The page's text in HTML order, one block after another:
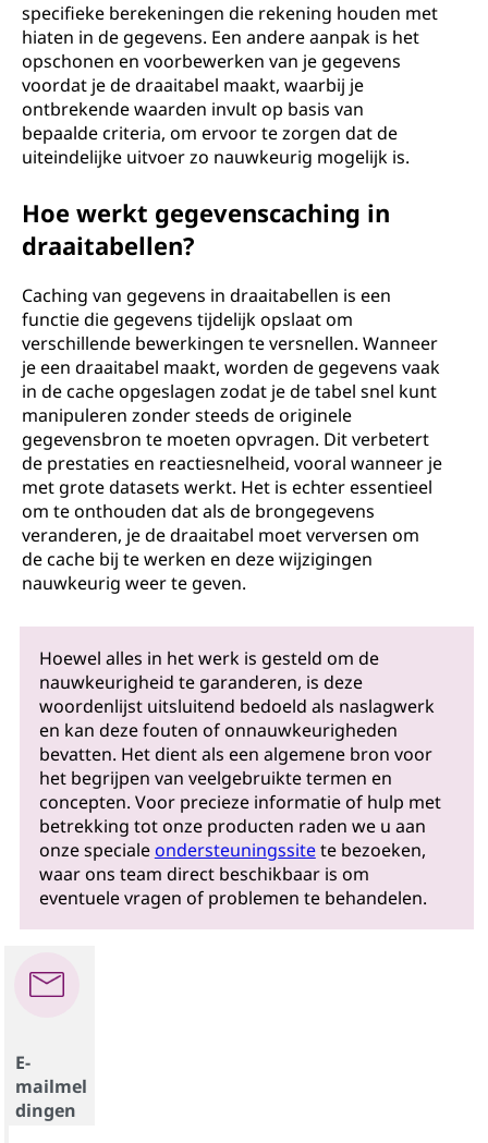
specifieke berekeningen die rekening houden met
hiaten in de gegevens. Een andere aanpak is het
opschonen en voorbewerken van je gegevens
voordat je de draaitabel maakt, waarbij je
ontbrekende waarden invult op basis van
bepaalde criteria, om ervoor te zorgen dat de
uiteindelijke uitvoer zo nauwkeurig mogelijk is.
Hoe werkt gegevenscaching in
draaitabellen?
Caching van gegevens in draaitabellen is een
functie die gegevens tijdelijk opslaat om
verschillende bewerkingen te versnellen. Wanneer
je een draaitabel maakt, worden de gegevens vaak
in de cache opgeslagen zodat je de tabel snel kunt
manipuleren zonder steeds de originele
gegevensbron te moeten opvragen. Dit verbetert
de prestaties en reactiesnelheid, vooral wanneer je
met grote datasets werkt. Het is echter essentieel
om te onthouden dat als de brongegevens
veranderen, je de draaitabel moet verversen om
de cache bij te werken en deze wijzigingen
nauwkeurig weer te geven.
Hoewel alles in het werk is gesteld om de
nauwkeurigheid te garanderen, is deze
woordenlijst uitsluitend bedoeld als naslagwerk
en kan deze fouten of onnauwkeurigheden
bevatten. Het dient als een algemene bron voor
het begrijpen van veelgebruikte termen en
concepten. Voor precieze informatie of hulp met
betrekking tot onze producten raden we u aan
onze specialeondersteuningssitete bezoeken,
waar ons team direct beschikbaar is om
eventuele vragen of problemen te behandelen.
E-
mailmel
dingen